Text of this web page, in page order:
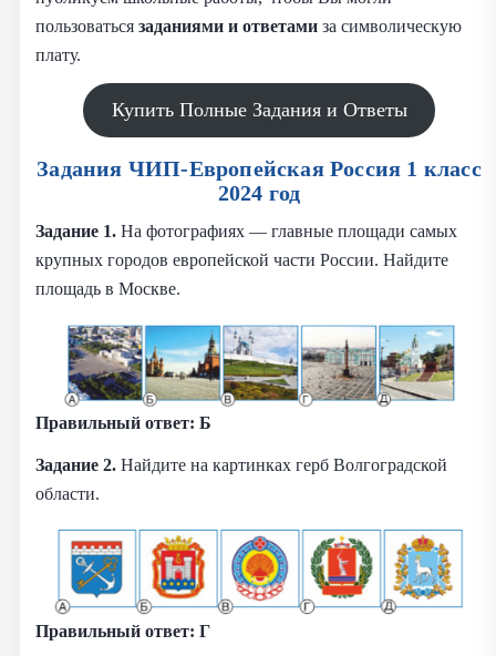
пользоваться заданиями и ответами за символическую
плату.
Купить Полные Задания и Ответы
Задания ЧИП-Европейская Россия 1 класс
2024 год
Задание 1. На фотографиях — главные площади самых
крупных городов европейской части России. Найдите
площадь в Москве.
Правильный ответ: Б
Задание 2. Найдите на картинках герб Волгоградской
области.
Правильный ответ: Г